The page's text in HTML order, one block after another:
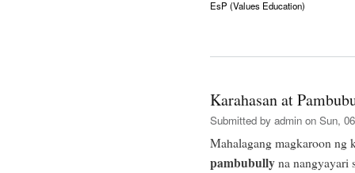
EsP (Values Education)
Karahasan at
Submitted by admin on Sun,
Mahalagang magkaroon ng
pambubullyna nangyayari